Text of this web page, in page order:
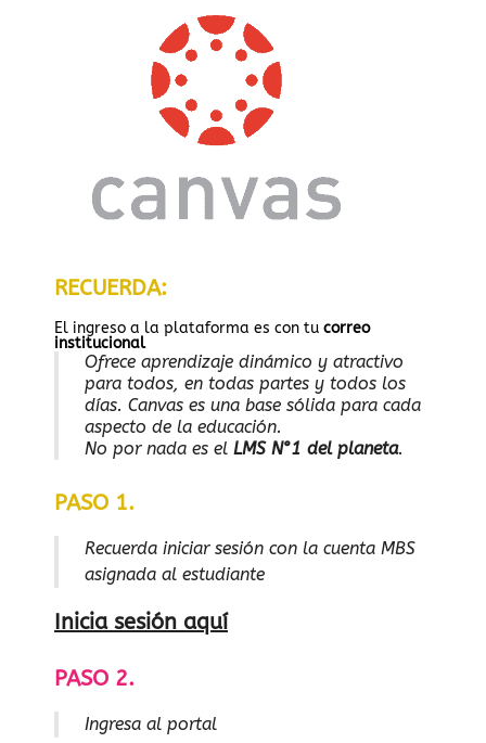
RECUERDA:
El ingreso a la plataforma es con tu correo
institucional
Ofrece aprendizaje dinámico y atractivo
para todos, en todas partes y todos los
días. Canvas es una base sólida para cada
aspecto de la educación.
No por nada es el LMS N°1 del planeta.
PASO 1.
Recuerda iniciar sesión con la cuenta MBS
asignada al estudiante
Inicia sesión aquí
PASO 2.
Ingresa al portal